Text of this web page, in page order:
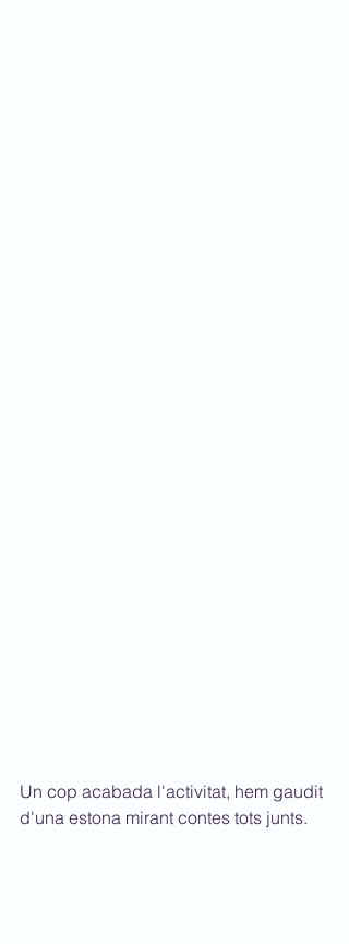
Un cop acabada l'activitat, hem gaudit
d'una estona mirant contes tots junts.